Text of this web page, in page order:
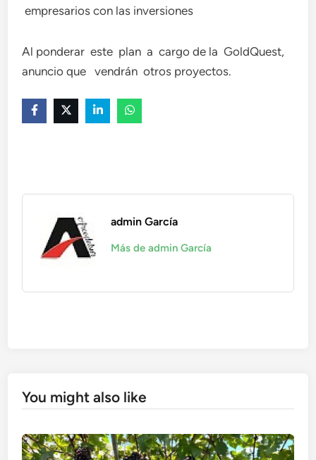
empresarios con las inversiones
Al ponderar este plan a cargo de la GoldQuest,
anuncio que vendrán otros proyectos.
admin García
Más de admin García
You might also like